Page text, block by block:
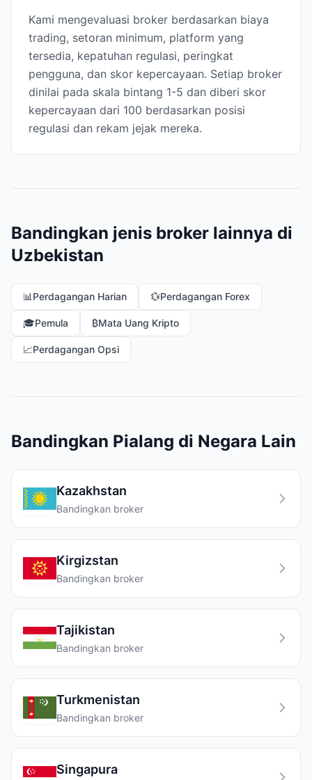
Kami mengevaluasi broker berdasarkan biaya
trading, setoran minimum, platform yang
tersedia, kepatuhan regulasi, peringkat
pengguna, dan skor kepercayaan. Setiap broker
dinilai pada skala bintang 1-5 dan diberi skor
kepercayaan dari 100 berdasarkan posisi
regulasi dan rekam jejak mereka.
Bandingkan jenis broker lainnya di
Uzbekistan
📊 Perdagangan Harian 💱Perdagangan Forex
🎓Pemula ₿Mata Uang Kripto
📈Perdagangan Opsi
Bandingkan Pialang di Negara Lain
Kazakhstan
Bandingkan broker
Kirgizstan
Bandingkan broker
Tajikistan
Bandingkan broker
Turkmenistan
Bandingkan broker
Singapura